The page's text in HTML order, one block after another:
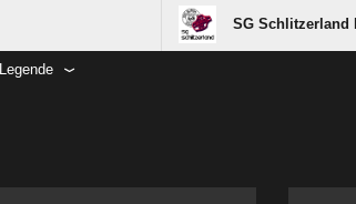
SG Schlitzerland II
Legende